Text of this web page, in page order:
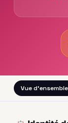
Vue d'ensemble